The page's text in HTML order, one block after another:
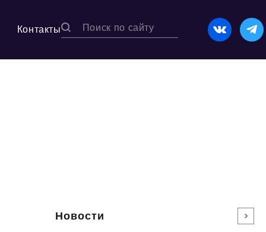
Контакты
Новости